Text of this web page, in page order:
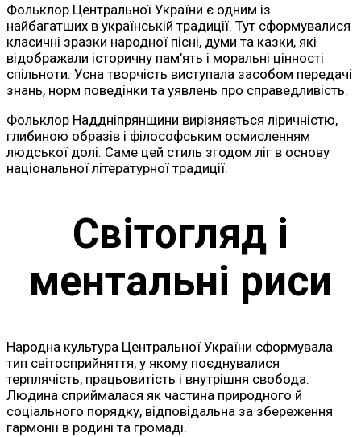
Фольклор Центральної України є одним із
найбагатших в українській традиції. Тут сформувалися
класичні зразки народної пісні, думи та казки, які
відображали історичну пам’ять і моральні цінності
спільноти. Усна творчість виступала засобом передачі
знань, норм поведінки та уявлень про справедливість.
Фольклор Наддніпрянщини вирізняється ліричністю,
глибиною образів і філософським осмисленням
людської долі. Саме цей стиль згодом ліг в основу
національної літературної традиції.
Світогляд і
ментальні риси
Народна культура Центральної України сформувала
тип світосприйняття, у якому поєднувалися
терплячість, працьовитість і внутрішня свобода.
Людина сприймалася як частина природного й
соціального порядку, відповідальна за збереження
гармонії в родині та громаді.